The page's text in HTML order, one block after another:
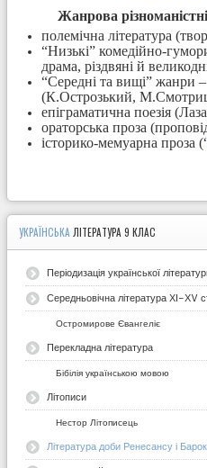
Жанрова
полемічна література
“Низькі” комедійно-
драма, різдвяні й
“Середні та вищі” жанри
(К.Острозький,
епіграматична поезія
ораторська проза
історико-мемуарна проза
УКРАЇНСЬКА ЛІТЕРАТУРА 9 КЛАС
Періодизація української
Середньовічна література ХІ-ХV
Остромирове Євангеліє
Перекладна література
Бібілія українською мовою
Літописи
Нестор Літописець
Література доби Ренесансу і